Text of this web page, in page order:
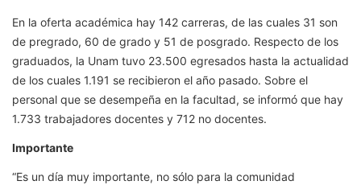
En la oferta académica hay 142 carreras, de las cuales 31 son
de pregrado, 60 de grado y 51 de posgrado. Respecto de los
graduados, la Unam tuvo 23.500 egresados hasta la actualidad
de los cuales 1.191 se recibieron el año pasado. Sobre el
personal que se desempeña en la facultad, se informó que hay
1.733 trabajadores docentes y 712 no docentes.
Importante
“Es un día muy importante, no sólo para la comunidad